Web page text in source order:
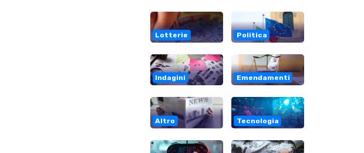
Lotterie Politica
Indagini Emendamenti
Altro Tecnologia